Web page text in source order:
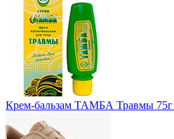
Крем-бальзам ТАМБА Травмы 75г